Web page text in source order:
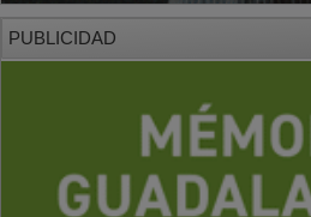
PUBLICIDAD